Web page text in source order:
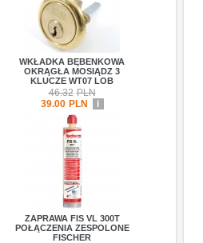
WKŁADKA BĘBENKOWA
OKRĄGŁA MOSIĄDZ 3
KLUCZE WT07 LOB
46.32 PLN
39.00 PLN i
ZAPRAWA FIS VL 300T
POŁĄCZENIA ZESPOLONE
FISCHER